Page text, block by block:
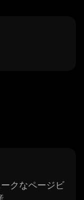
クなページビ